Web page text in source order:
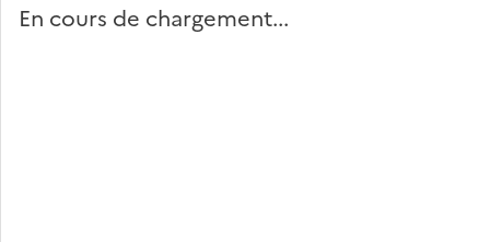
En cours de chargement...